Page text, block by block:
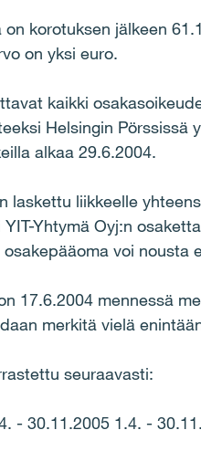
on korotuksen jälkeen
on yksi euro.
kaikki
Helsingin Pörssissä
alkaa 29.6.2004.
laskettu liikkeelle
Yhtymä Oyj:n
voi nousta
17.6.2004 mennessä
merkitä vielä
seuraavasti:
- 30.11.2005 1.4. -